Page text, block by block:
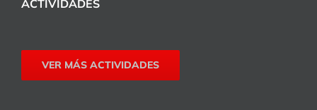
ACTIVIDADES
VER MÁS ACTIVIDADES